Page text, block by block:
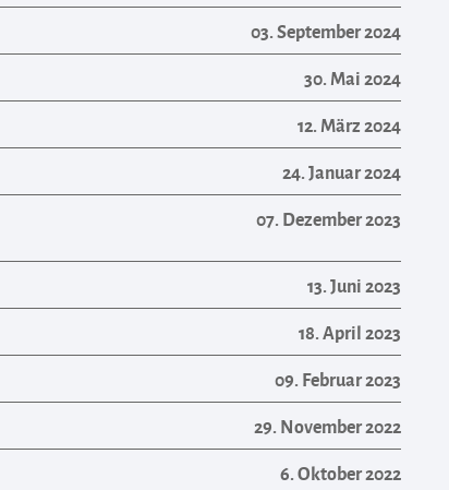
03. September 2024
30. Mai 2024
12. März 2024
24. Januar 2024
07. Dezember 2023
13. Juni 2023
18. April 2023
09. Februar 2023
29. November 2022
6. Oktober 2022